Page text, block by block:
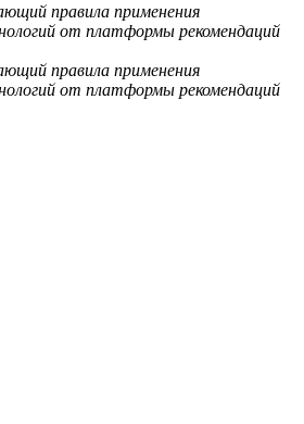
правила применения
от платформы рекомендаций
правила применения
от платформы рекомендаций